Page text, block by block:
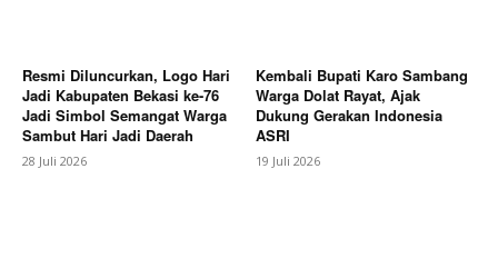
Resmi Diluncurkan, Logo Hari
Jadi Kabupaten Bekasi ke-76
Jadi Simbol Semangat Warga
Sambut Hari Jadi Daerah
28 Juli 2026
Kembali Bupati Karo Sambang
Warga Dolat Rayat, Ajak
Dukung Gerakan Indonesia
ASRI
19 Juli 2026